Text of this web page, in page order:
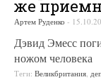
же
Артем Руденко -
Дэвид Эмесс
ножом человека
Теги: Великбритания,